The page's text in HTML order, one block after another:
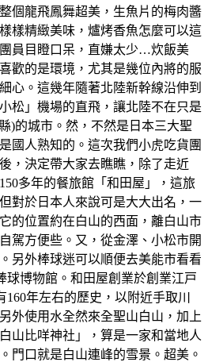
個龍飛鳳舞超美，生魚片的梅肉醬
樣精緻美味，爐烤香魚怎麼可以這
員目瞪口呆，直嫌太少…炊飯美
歡的是環境，尤其是幾位內將的服
心。這幾年隨著北陸新幹線沿伸到
松」機場的直飛，讓北陸不在只是
)的城市。然，不然是日本三大聖
國人熟知的。這次我們小虎吃貨團
，決定帶大家去瞧瞧，除了走近
多年的餐旅館「和田屋」，這旅
對於日本人來說可是大大出名，一
的位置約在白山的西面，離白山市
駕方便些。又，從金澤、小松市開
另外棒球迷可以順便去美能市看看
球博物館。和田屋創業於創業江戸
160年左右的歷史，以附近手取川
外使用水全然來全聖山白山，加上
山比咩神社」，算是一家和當地人
門口就是白山連峰的雪景。超美。